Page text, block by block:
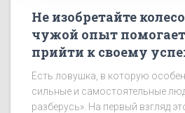
Не изобретайте
чужой опыт
прийти к своему
Есть ловушка, в которую
сильные и самостоятельные
разберусь». На первый взгляд